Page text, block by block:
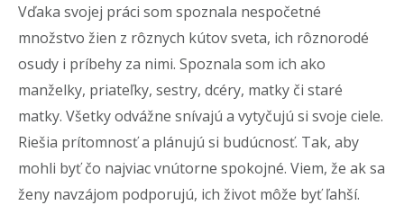
Vďaka svojej práci som spoznala nespočetné
množstvo žien z rôznych kútov sveta, ich rôznorodé
osudy i príbehy za nimi. Spoznala som ich ako
manželky, priateľky, sestry, dcéry, matky či staré
matky. Všetky odvážne snívajú a vytyčujú si svoje ciele.
Riešia prítomnosť a plánujú si budúcnosť. Tak, aby
mohli byť čo najviac vnútorne spokojné. Viem, že ak sa
ženy navzájom podporujú, ich život môže byť ľahší.